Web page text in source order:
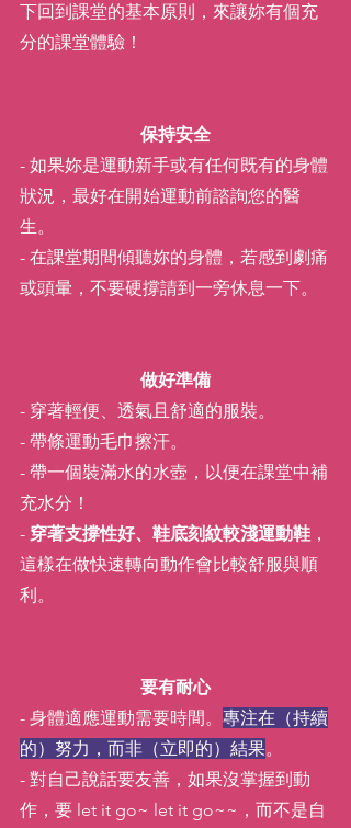
下回到課堂的基本原則，來讓妳有個充
分的課堂體驗！
保持安全
- 如果妳是運動新手或有任何既有的身體
狀況，最好在開始運動前諮詢您的醫
生。
- 在課堂期間傾聽妳的身體，若感到劇痛
或頭暈，不要硬撐請到一旁休息一下。
做好準備
- 穿著輕便、透氣且舒適的服裝。
- 帶條運動毛巾擦汗。
- 帶一個裝滿水的水壺，以便在課堂中補
充水分！
- 穿著支撐性好、鞋底刻紋較淺運動鞋 ，
這樣在做快速轉向動作會比較舒服與順
利。
要有耐心
- 身體適應運動需要時間。 專注在（持續
的）努力，而非（立即的）結果。
- 對自己說話要友善，如果沒掌握到動
作，要 let it go~ let it go~~，而不是自